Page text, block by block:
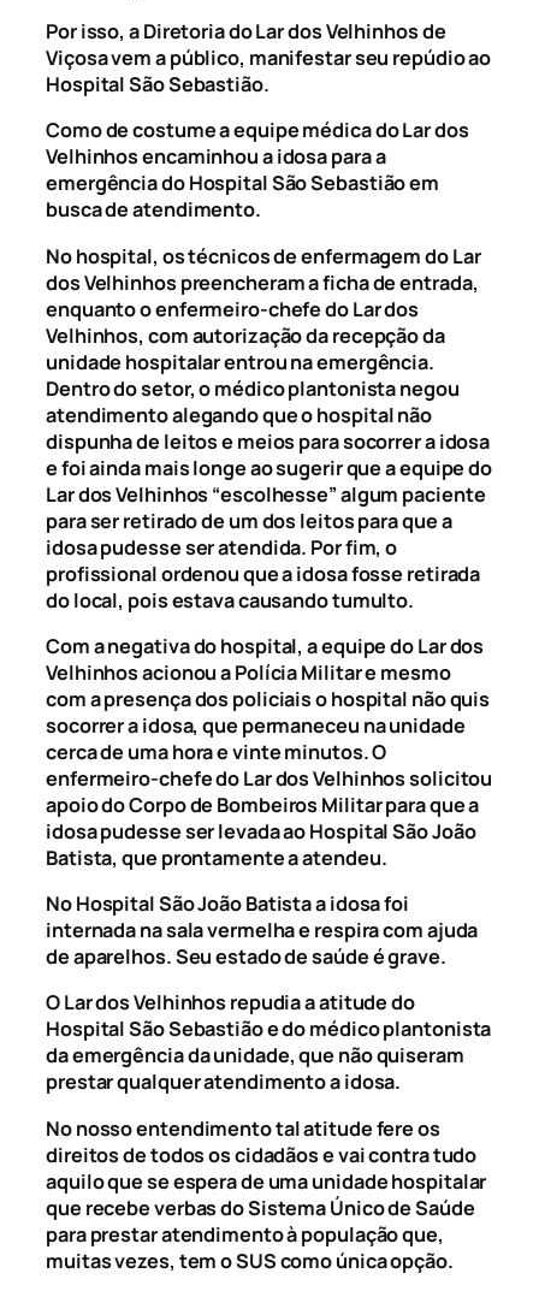
Por isso, a Diretoria do Lar dos Velhinhos de
Viçosa vem a público, manifestar seu repúdio ao
Hospital São Sebastião.
Como de costume a equipe médica do Lar dos
Velhinhos encaminhou a idosa para a
emergência do Hospital São Sebastião em
busca de atendimento.
No hospital, os técnicos de enfermagem do Lar
dos Velhinhos preencheram a ficha de entrada,
enquanto o enfermeiro-chefe do Lar dos
Velhinhos, com autorização da recepção da
unidade hospitalar entrou na emergência.
Dentro do setor, o médico plantonista negou
atendimento alegando que o hospital não
dispunha de leitos e meios para socorrer a idosa
e foi ainda mais longe ao sugerir que a equipe do
Lar dos Velhinhos “escolhesse” algum paciente
para ser retirado de um dos leitos para que a
idosa pudesse ser atendida. Por fim, o
profissional ordenou que a idosa fosse retirada
do local, pois estava causando tumulto.
Com a negativa do hospital, a equipe do Lar dos
Velhinhos acionou a Polícia Militar e mesmo
com a presença dos policiais o hospital não quis
socorrer a idosa, que permaneceu na unidade
cerca de uma hora e vinte minutos. O
enfermeiro-chefe do Lar dos Velhinhos solicitou
apoio do Corpo de Bombeiros Militar para que a
idosa pudesse ser levada ao Hospital São João
Batista, que prontamente a atendeu.
No Hospital São João Batista a idosa foi
internada na sala vermelha e respira com ajuda
de aparelhos. Seu estado de saúde é grave.
O Lar dos Velhinhos repudia a atitude do
Hospital São Sebastião e do médico plantonista
da emergência da unidade, que não quiseram
prestar qualquer atendimento a idosa.
No nosso entendimento tal atitude fere os
direitos de todos os cidadãos e vai contra tudo
aquilo que se espera de uma unidade hospitalar
que recebe verbas do Sistema Único de Saúde
para prestar atendimento à população que,
muitas vezes, tem o SUS como única opção.